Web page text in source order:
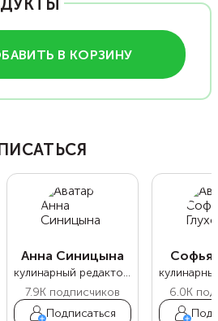
В КОРЗИНУ
Анна Синицына
кулинарный редактор Food.ru
7.9K подписчиков
Подписаться
Софья
6.0K